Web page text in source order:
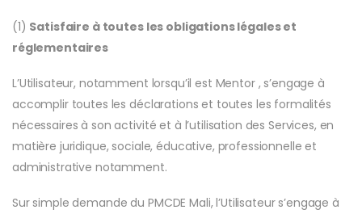
(1) Satisfaire à toutes les obligations légales et
réglementaires
L’Utilisateur, notamment lorsqu’il est Mentor , s’engage à
accomplir toutes les déclarations et toutes les formalités
nécessaires à son activité et à l’utilisation des Services, en
matière juridique, sociale, éducative, professionnelle et
administrative notamment.
Sur simple demande du PMCDE Mali, l’Utilisateur s’engage à